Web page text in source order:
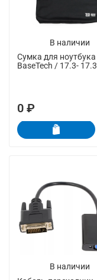
В наличии
Сумка для ноутбука
BaseTech / 17.3- 17.3
0 ₽
В наличии